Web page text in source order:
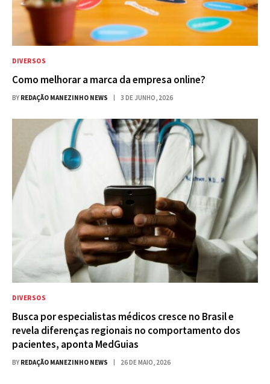
DIVERSOS
Como melhorar a marca da empresa online?
BY REDAÇÃO MANEZINHO NEWS 3 DE JUNHO, 2026
DIVERSOS
Busca por especialistas médicos cresce no Brasil e
revela diferenças regionais no comportamento dos
pacientes, aponta MedGuias
BY REDAÇÃO MANEZINHO NEWS 26 DE MAIO, 2026